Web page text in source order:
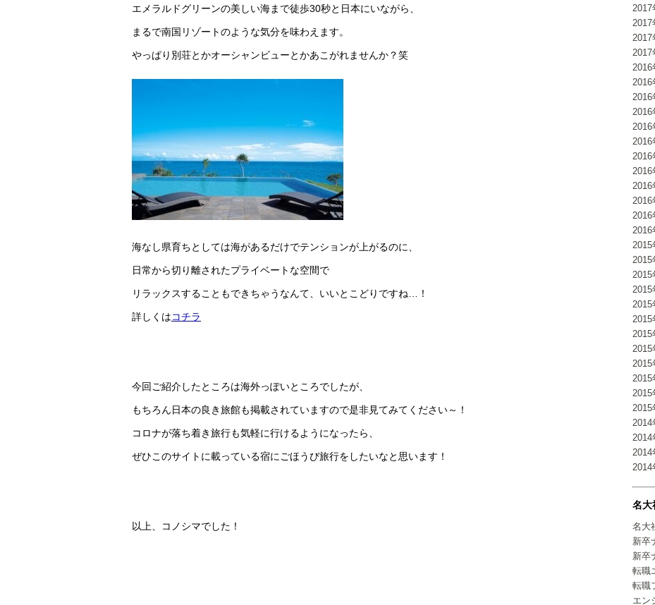
2017
2017
2017
2017
2016
2016
2016
2016
2016
2016
2016
2016
2016
2016
2016
2016
2015
2015
2015
2015
2015
2015
2015
2015
2015
2015
2015
2015
2014
2014
2014
2014
名大
名大
新卒
新卒
転職
転職
エン
エメラルドグリーンの美しい海まで徒歩30秒と日本にいながら、
まるで南国リゾートのような気分を味わえます。
やっぱり別荘とかオーシャンビューとかあこがれませんか？笑
海なし県育ちとしては海があるだけでテンションが上がるのに、
日常から切り離されたプライベートな空間で
リラックスすることもできちゃうなんて、いいとこどりですね…！
詳しくはコチラ
今回ご紹介したところは海外っぽいところでしたが、
もちろん日本の良き旅館も掲載されていますので是非見てみてください～！
コロナが落ち着き旅行も気軽に行けるようになったら、
ぜひこのサイトに載っている宿にごほうび旅行をしたいなと思います！
以上、コノシマでした！